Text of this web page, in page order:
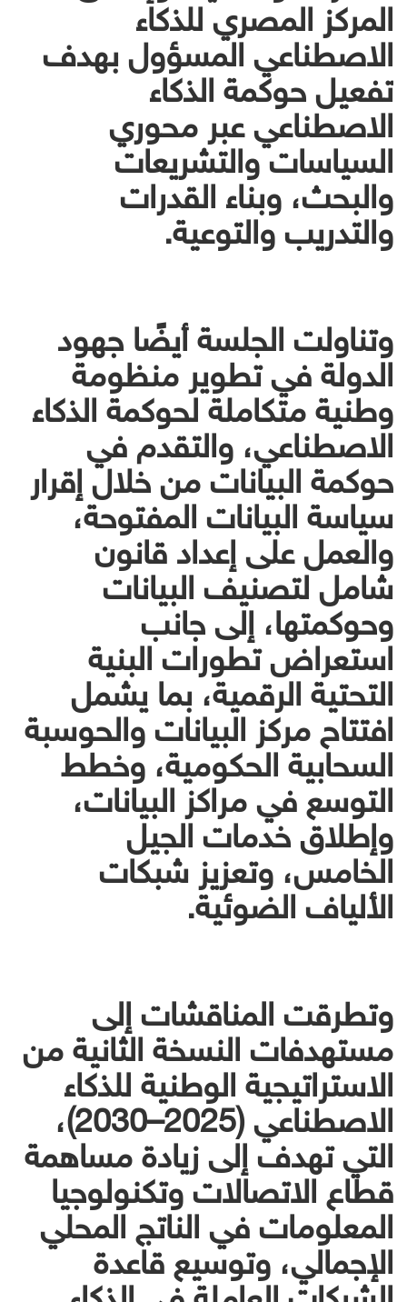
المركز المصري للذكاء
الاصطناعي المسؤول بهدف
تفعيل حوكمة الذكاء
الاصطناعي عبر محوري
السياسات والتشريعات
والبحث، وبناء القدرات
والتدريب والتوعية.
وتناولت الجلسة أيضًا جهود
الدولة في تطوير منظومة
وطنية متكاملة لحوكمة الذكاء
الاصطناعي، والتقدم في
حوكمة البيانات من خلال إقرار
سياسة البيانات المفتوحة،
والعمل على إعداد قانون
شامل لتصنيف البيانات
وحوكمتها، إلى جانب
استعراض تطورات البنية
التحتية الرقمية، بما يشمل
افتتاح مركز البيانات والحوسبة
السحابية الحكومية، وخطط
التوسع في مراكز البيانات،
وإطلاق خدمات الجيل
الخامس، وتعزيز شبكات
الألياف الضوئية.
وتطرقت المناقشات إلى
مستهدفات النسخة الثانية من
الاستراتيجية الوطنية للذكاء
الاصطناعي (2025–2030)،
التي تهدف إلى زيادة مساهمة
قطاع الاتصالات وتكنولوجيا
المعلومات في الناتج المحلي
الإجمالي، وتوسيع قاعدة